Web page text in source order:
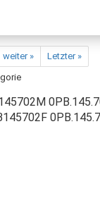
weiter »
Letzter »